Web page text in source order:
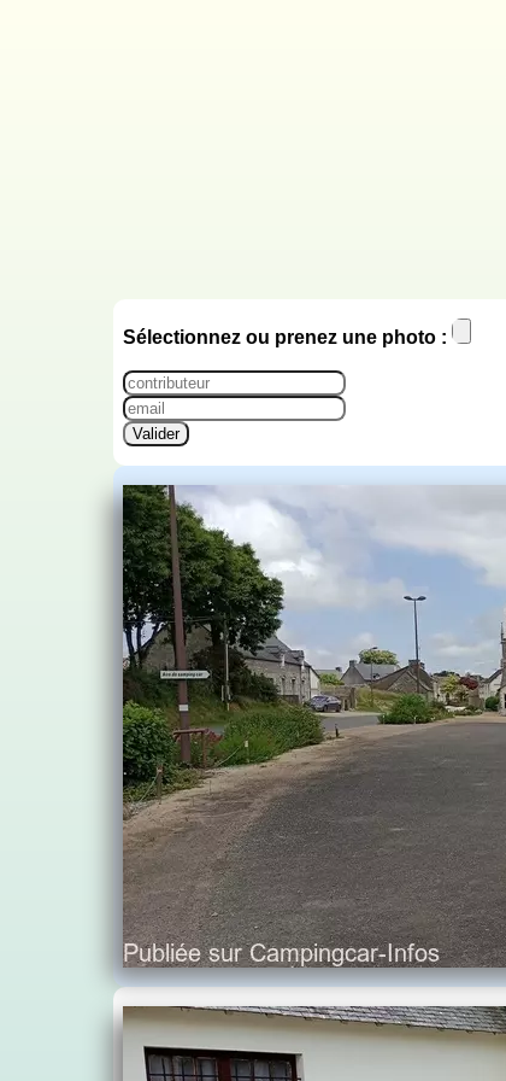
Sélectionnez ou prenez une photo :
Valider